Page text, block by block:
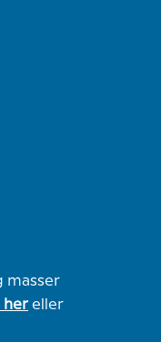
masser
hereller